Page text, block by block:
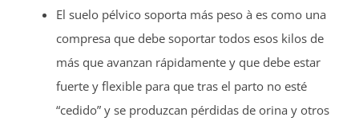
El suelo pélvico soporta más peso à es como una
compresa que debe soportar todos esos kilos de
más que avanzan rápidamente y que debe estar
fuerte y flexible para que tras el parto no esté
“cedido” y se produzcan pérdidas de orina y otros